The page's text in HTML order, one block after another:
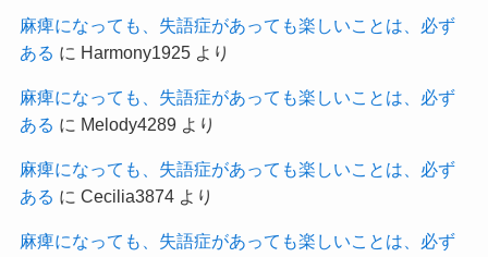
麻痺になっても、失語症があっても楽しいことは、必ず
ある に Harmony1925より
麻痺になっても、失語症があっても楽しいことは、必ず
ある に Melody4289より
麻痺になっても、失語症があっても楽しいことは、必ず
ある に Cecilia3874より
麻痺になっても、失語症があっても楽しいことは、必ず